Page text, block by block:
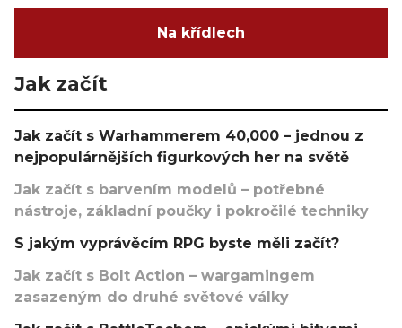
Na křídlech
Jak začít
Jak začít s Warhammerem 40,000 – jednou z
nejpopulárnějších figurkových her na světě
Jak začít s barvením modelů – potřebné
nástroje, základní poučky i pokročilé techniky
S jakým vyprávěcím RPG byste měli začít?
Jak začít s Bolt Action – wargamingem
zasazeným do druhé světové války